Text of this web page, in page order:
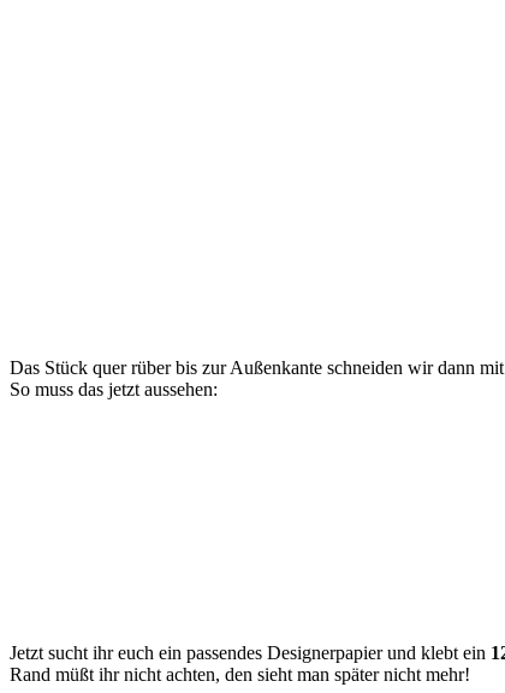
Das Stück quer rüber bis zur Außenkante schneiden wir dann
So muss das jetzt aussehen:
Jetzt sucht ihr euch ein passendes Designerpapier und klebt ein
Rand müßt ihr nicht achten, den sieht man später nicht mehr!